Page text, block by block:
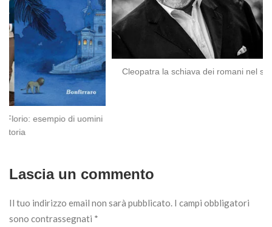
Cleopatra la schiava dei romani nel saggio di Giuseppe Lorin
Lascia un commento
Il tuo indirizzo email non sarà pubblicato. I campi obbligatori
sono contrassegnati *